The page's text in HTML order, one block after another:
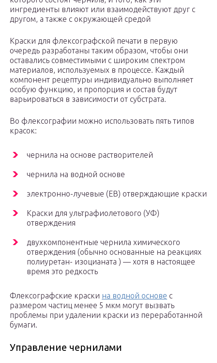
ингредиенты влияют или взаимодействуют друг с
другом, а также с окружающей средой
Краски для флексографской печати в первую
очередь разработаны таким образом, чтобы они
оставались совместимыми с широким спектром
материалов, используемых в процессе. Каждый
компонент рецептуры индивидуально выполняет
особую функцию, и пропорция и состав будут
варьироваться в зависимости от субстрата.
Во флексографии можно использовать пять типов
красок:
чернила на основе растворителей
чернила на водной основе
электронно-лучевые (EB) отверждающие краски
Краски для ультрафиолетового (УФ)
отверждения
двухкомпонентные чернила химического
отверждения (обычно основанные на реакциях
полиуретан- изоцианата ) — хотя в настоящее
время это редкость
Флексографские краски на водной основе с
размером частиц менее 5 мкм могут вызвать
проблемы при удалении краски из переработанной
бумаги.
Управление чернилами